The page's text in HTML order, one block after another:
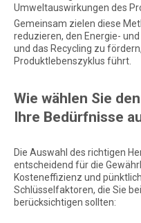
Umweltauswirkungen des
Gemeinsam zielen diese
reduzieren, den Energie-
und das Recycling zu
Produktlebenszyklus führt.
Wie wählen Sie
Ihre Bedürfnisse
Die Auswahl des richtigen
entscheidend für die
Kosteneffizienz und
Schlüsselfaktoren, die Sie
berücksichtigen sollten: